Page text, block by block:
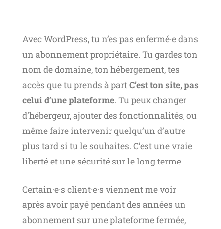
Avec WordPress, tu n’es pas enfermé·e dans
un abonnement propriétaire. Tu gardes ton
nom de domaine, ton hébergement, tes
accès que tu prends à partC’est ton site, pas
celui d’une plateforme. Tu peux changer
d’hébergeur, ajouter des fonctionnalités, ou
même faire intervenir quelqu’un d’autre
plus tard si tu le souhaites. C’est une vraie
liberté et une sécurité sur le long terme.
Certain·e·s client·e·s viennent me voir
après avoir payé pendant des années un
abonnement sur une plateforme fermée,